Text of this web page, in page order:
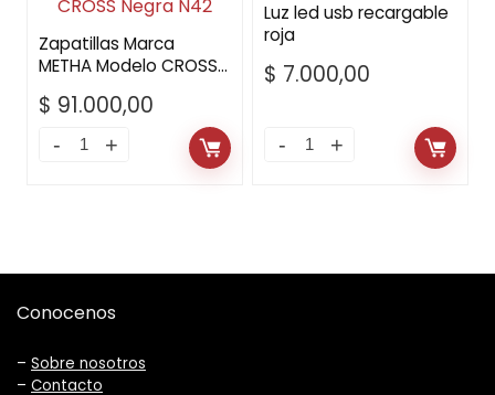
Zapatillas Marca
METHA Modelo CROSS
$ 91.000,00
Luz led usb recargable
roja
$ 7.000,00
Conocenos
– Sobre nosotros
– Contacto